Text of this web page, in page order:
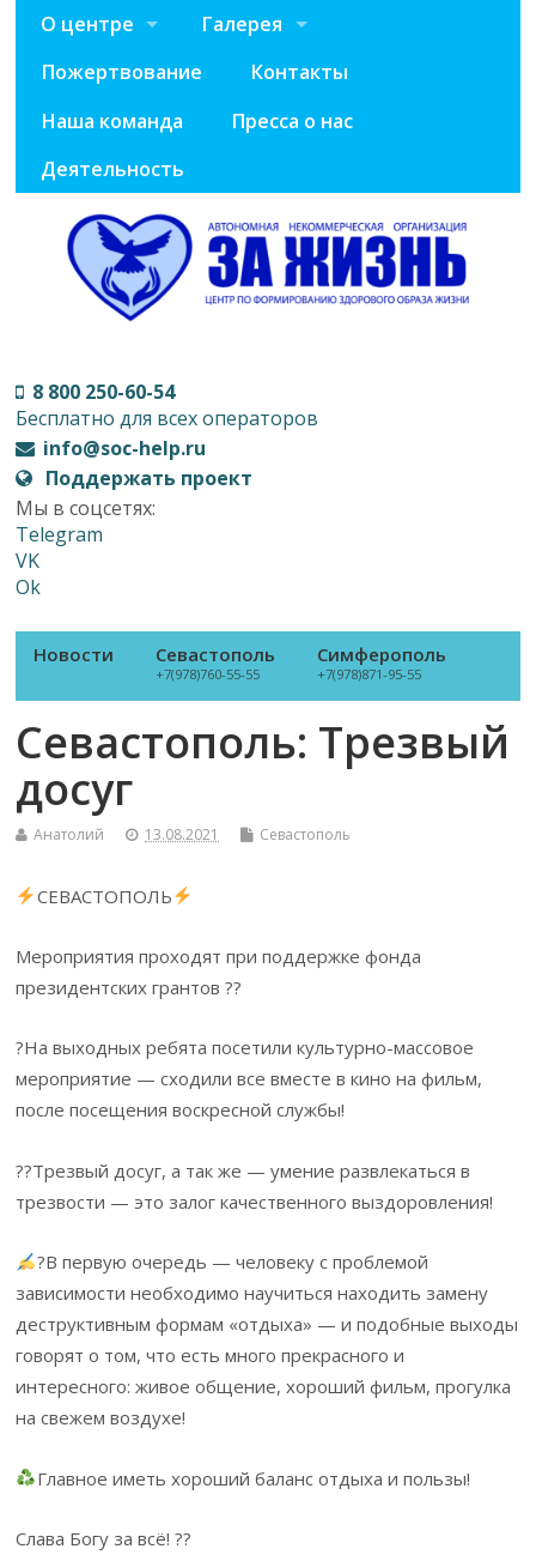
О центре
Галерея
Пожертвование
Контакты
Наша команда
Пресса о нас
Деятельность
8 800 250-60-54
Бесплатно для всех операторов
info@soc-help.ru
Поддержать проект
Мы в соцсетях:
Telegram
VK
Ok
Новости Севастополь
+7(978)760-55-55
Симферополь
+7(978)871-95-55
Севастополь: Трезвый
досуг
Анатолий 13.08.2021 Севастополь
СЕВАСТОПОЛЬ
Мероприятия проходят при поддержке фонда
президентских грантов ??
?На выходных ребята посетили культурно-массовое
мероприятие — сходили все вместе в кино на фильм,
после посещения воскресной службы!
??Трезвый досуг, а так же — умение развлекаться в
трезвости — это залог качественного выздоровления!
?В первую очередь — человеку с проблемой
зависимости необходимо научиться находить замену
деструктивным формам «отдыха» — и подобные выходы
говорят о том, что есть много прекрасного и
интересного: живое общение, хороший фильм, прогулка
на свежем воздухе!
Главное иметь хороший баланс отдыха и пользы!
Слава Богу за всё! ??